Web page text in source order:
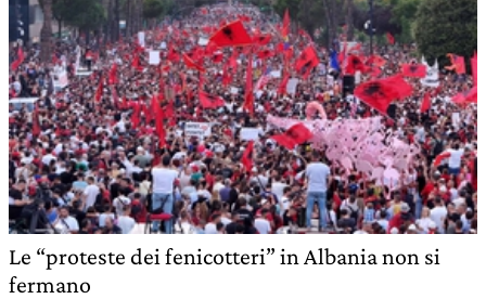
Le “proteste dei fenicotteri” in Albania non si
fermano